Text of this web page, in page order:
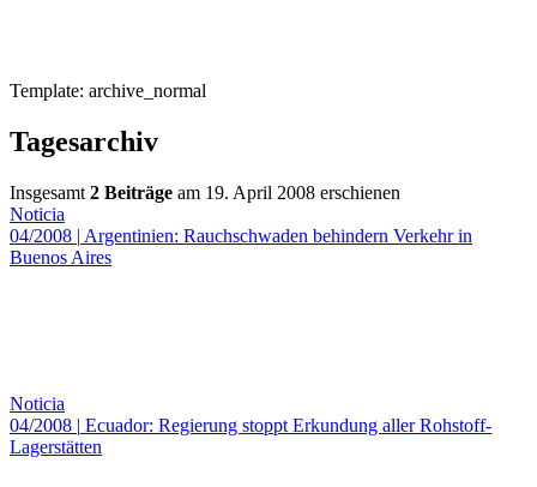
Template: archive_normal
Tagesarchiv
Insgesamt 2 Beiträge am 19. April 2008 erschienen
Noticia
04/2008 | Argentinien: Rauchschwaden behindern Verkehr in
Buenos Aires
Noticia
04/2008 | Ecuador: Regierung stoppt Erkundung aller Rohstoff-
Lagerstätten